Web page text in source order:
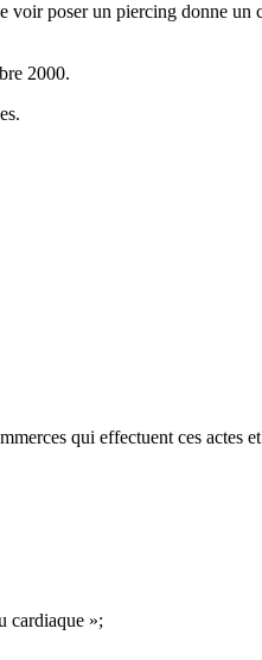
poser un piercing donne un
2000.
qui effectuent ces actes
cardiaque »;